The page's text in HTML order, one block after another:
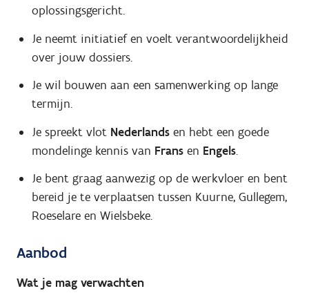
oplossingsgericht.
Je neemt initiatief en voelt verantwoordelijkheid
over jouw dossiers.
Je wil bouwen aan een samenwerking op lange
termijn.
Je spreekt vlot Nederlandsen hebt een goede
mondelinge kennis van Fransen Engels.
Je bent graag aanwezig op de werkvloer en bent
bereid je te verplaatsen tussen Kuurne, Gullegem,
Roeselare en Wielsbeke.
Aanbod
Wat je mag verwachten